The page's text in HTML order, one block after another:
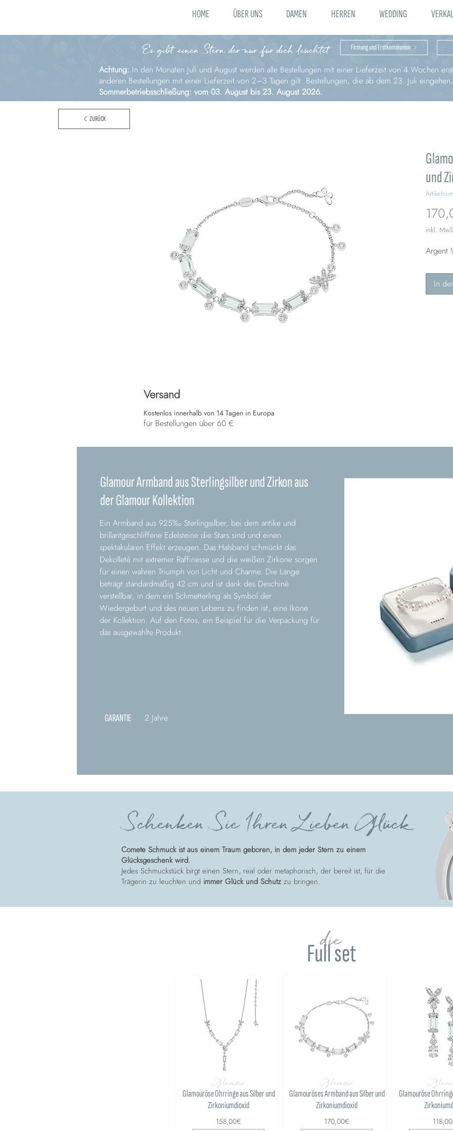
HOME ÜBER UNS DAMEN HERREN WEDDING
Es gibt einen Stern, der nur für dich leuchtet Firmung und Erstkommunion
Achtung: In den Monaten Juli und August werden alle Bestellungen mit einer Lieferzeit von 4 Wochen
anderen Bestellungen mit einer Lieferzeit von 2–3 Tagen gilt: Bestellungen, die ab dem 23. Juli
Sommerbetriebsschließung: vom 03. August bis 23. August 2026.
und
inkl.
Argent
In
ZURÜCK
Versand
Kostenlos innerhalb von 14 Tagen in Europa
für Bestellungen über 60 €
Glamour Armband aus Sterlingsilber und Zirkon aus
der Glamour Kollektion
Ein Armband aus 925‰ Sterlingsilber, bei dem antike und
brillantgeschliffene Edelsteine die Stars sind und einen
spektakulären Effekt erzeugen. Das Halsband schmückt das
Dekolleté mit extremer Raffinesse und die weißen Zirkone sorgen
für einen wahren Triumph von Licht und Charme. Die Länge
beträgt standardmäßig 42 cm und ist dank des Deschinè
verstellbar, in dem ein Schmetterling als Symbol der
Wiedergeburt und des neuen Lebens zu finden ist, eine Ikone
der Kollektion. Auf den Fotos, ein Beispiel für die Verpackung für
das ausgewählte Produkt.
GARANTIE 2 Jahre
Schenken Sie Ihren Lieben Glück
Comete Schmuck ist aus einem Traum geboren, in dem jeder Stern zu einem
Glücksgeschenk wird.
Jedes Schmuckstück birgt einen Stern, real oder metaphorisch, der bereit ist, für die
Trägerin zu leuchten und immer Glück und Schutz zu bringen.
Full set
die
Glamour
Glamouröse Ohrringe aus Silber und
Zirkoniumdioxid
158,00€
Glamour
Glamouröses Armband aus Silber und
Zirkoniumdioxid
170,00€
Glamouröse